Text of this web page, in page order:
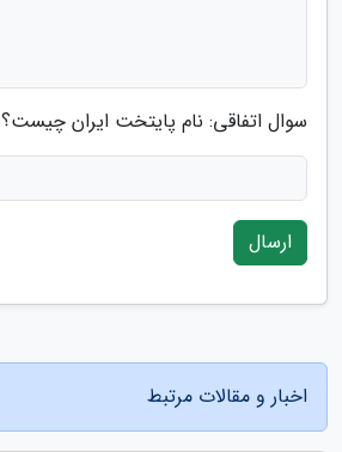
سوال اتفاقی: نام پایتخت ایران چیست؟
ارسال
اخبار و مقالات مرتبط